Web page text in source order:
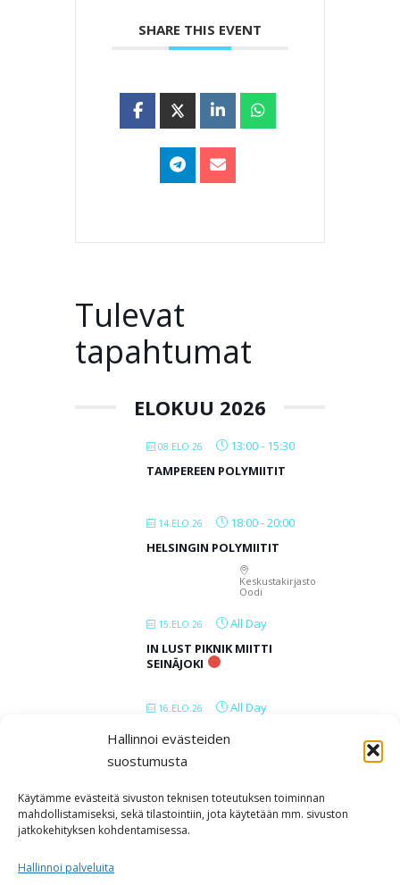
Hallinnoi evästeiden
suostumusta
Käytämme evästeitä sivuston teknisen toteutuksen toiminnan
mahdollistamiseksi, sekä tilastointiin, jota käytetään mm. sivuston
jatkokehityksen kohdentamisessa.
Hallinnoi palveluita
SHARE THIS EVENT
Tulevat
tapahtumat
ELOKUU 2026
08.ELO.26 13:00- 15:30
TAMPEREEN POLYMIITIT
14.ELO.26 18:00-20:00
HELSINGIN POLYMIITIT
Keskustakirjasto
Oodi
15.ELO.26
All Day
IN LUST PIKNIK MIITTI
SEINÄJOKI
16.ELO.26
All Day
IN LUST PIKNIK MIITTI
SEINÄJOKI
17.ELO.26
All Day
IN LUST PIKNIK MIITTI
SEINÄJOKI